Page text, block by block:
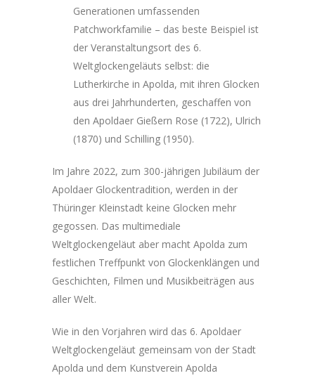
Generationen umfassenden
Patchworkfamilie – das beste Beispiel ist
der Veranstaltungsort des 6.
Weltglockengeläuts selbst: die
Lutherkirche in Apolda, mit ihren Glocken
aus drei Jahrhunderten, geschaffen von
den Apoldaer Gießern Rose (1722), Ulrich
(1870) und Schilling (1950).
Im Jahre 2022, zum 300-jährigen Jubiläum der
Apoldaer Glockentradition, werden in der
Thüringer Kleinstadt keine Glocken mehr
gegossen. Das multimediale
Weltglockengeläut aber macht Apolda zum
festlichen Treffpunkt von Glockenklängen und
Geschichten, Filmen und Musikbeiträgen aus
aller Welt.
Wie in den Vorjahren wird das 6. Apoldaer
Weltglockengeläut gemeinsam von der Stadt
Apolda und dem Kunstverein Apolda